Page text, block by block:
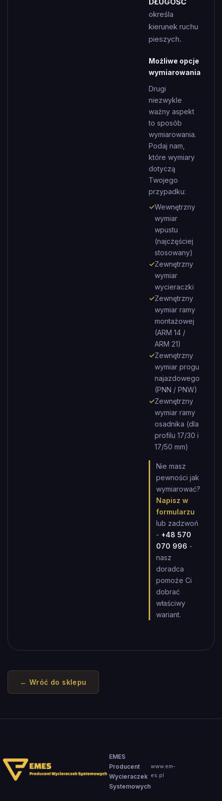
określa
kierunek ruchu
pieszych.
Możliwe opcje
wymiarowania
Drugi
niezwykle
ważny aspekt
to sposób
wymiarowania.
Podaj nam,
które wymiary
dotyczą
Twojego
przypadku:
✓Wewnętrzny
wymiar
wpustu
(najczęściej
stosowany)
✓Zewnętrzny
wymiar
wycieraczki
✓Zewnętrzny
wymiar ramy
montażowej
(ARM 14 /
ARM 21)
✓Zewnętrzny
wymiar progu
najazdowego
(PNN / PNW)
✓Zewnętrzny
wymiar ramy
osadnika (dla
profilu 17/30 i
17/50 mm)
Nie masz
pewności jak
wymiarować?
Napisz w
formularzu
lub zadzwoń
- +48 570
070 996 -
nasz
doradca
pomoże Ci
dobrać
właściwy
wariant.
← Wróć do sklepu
EMES
Producent
Wycieraczek
Systemowych
www.em-
es.pl